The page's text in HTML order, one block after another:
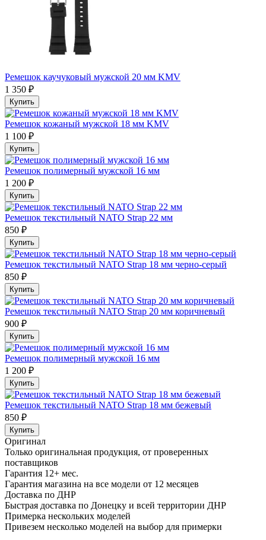
Ремешок каучуковый мужской 20 мм KMV
1 350 ₽
Купить
Ремешок кожаный мужской 18 мм KMV
1 100 ₽
Купить
Ремешок полимерный мужской 16 мм
1 200 ₽
Купить
Ремешок текстильный NATO Strap 22 мм
850 ₽
Купить
Ремешок текстильный NATO Strap 18 мм черно-серый
850 ₽
Купить
Ремешок текстильный NATO Strap 20 мм коричневый
900 ₽
Купить
Ремешок полимерный мужской 16 мм
1 200 ₽
Купить
Ремешок текстильный NATO Strap 18 мм бежевый
850 ₽
Купить
Оригинал
Только оригинальная продукция, от проверенных
поставщиков
Гарантия 12+ мес.
Гарантия магазина на все модели от 12 месяцев
Доставка по ДНР
Быстрая доставка по Донецку и всей территории ДНР
Примерка нескольких моделей
Привезем несколько моделей на выбор для примерки